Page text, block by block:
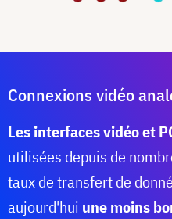
Connexions vidéo
Les interfaces vidéo et
utilisées depuis de
taux de transfert de
aujourd'hui une moins